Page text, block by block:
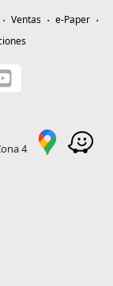
Ventas
e-Paper
4